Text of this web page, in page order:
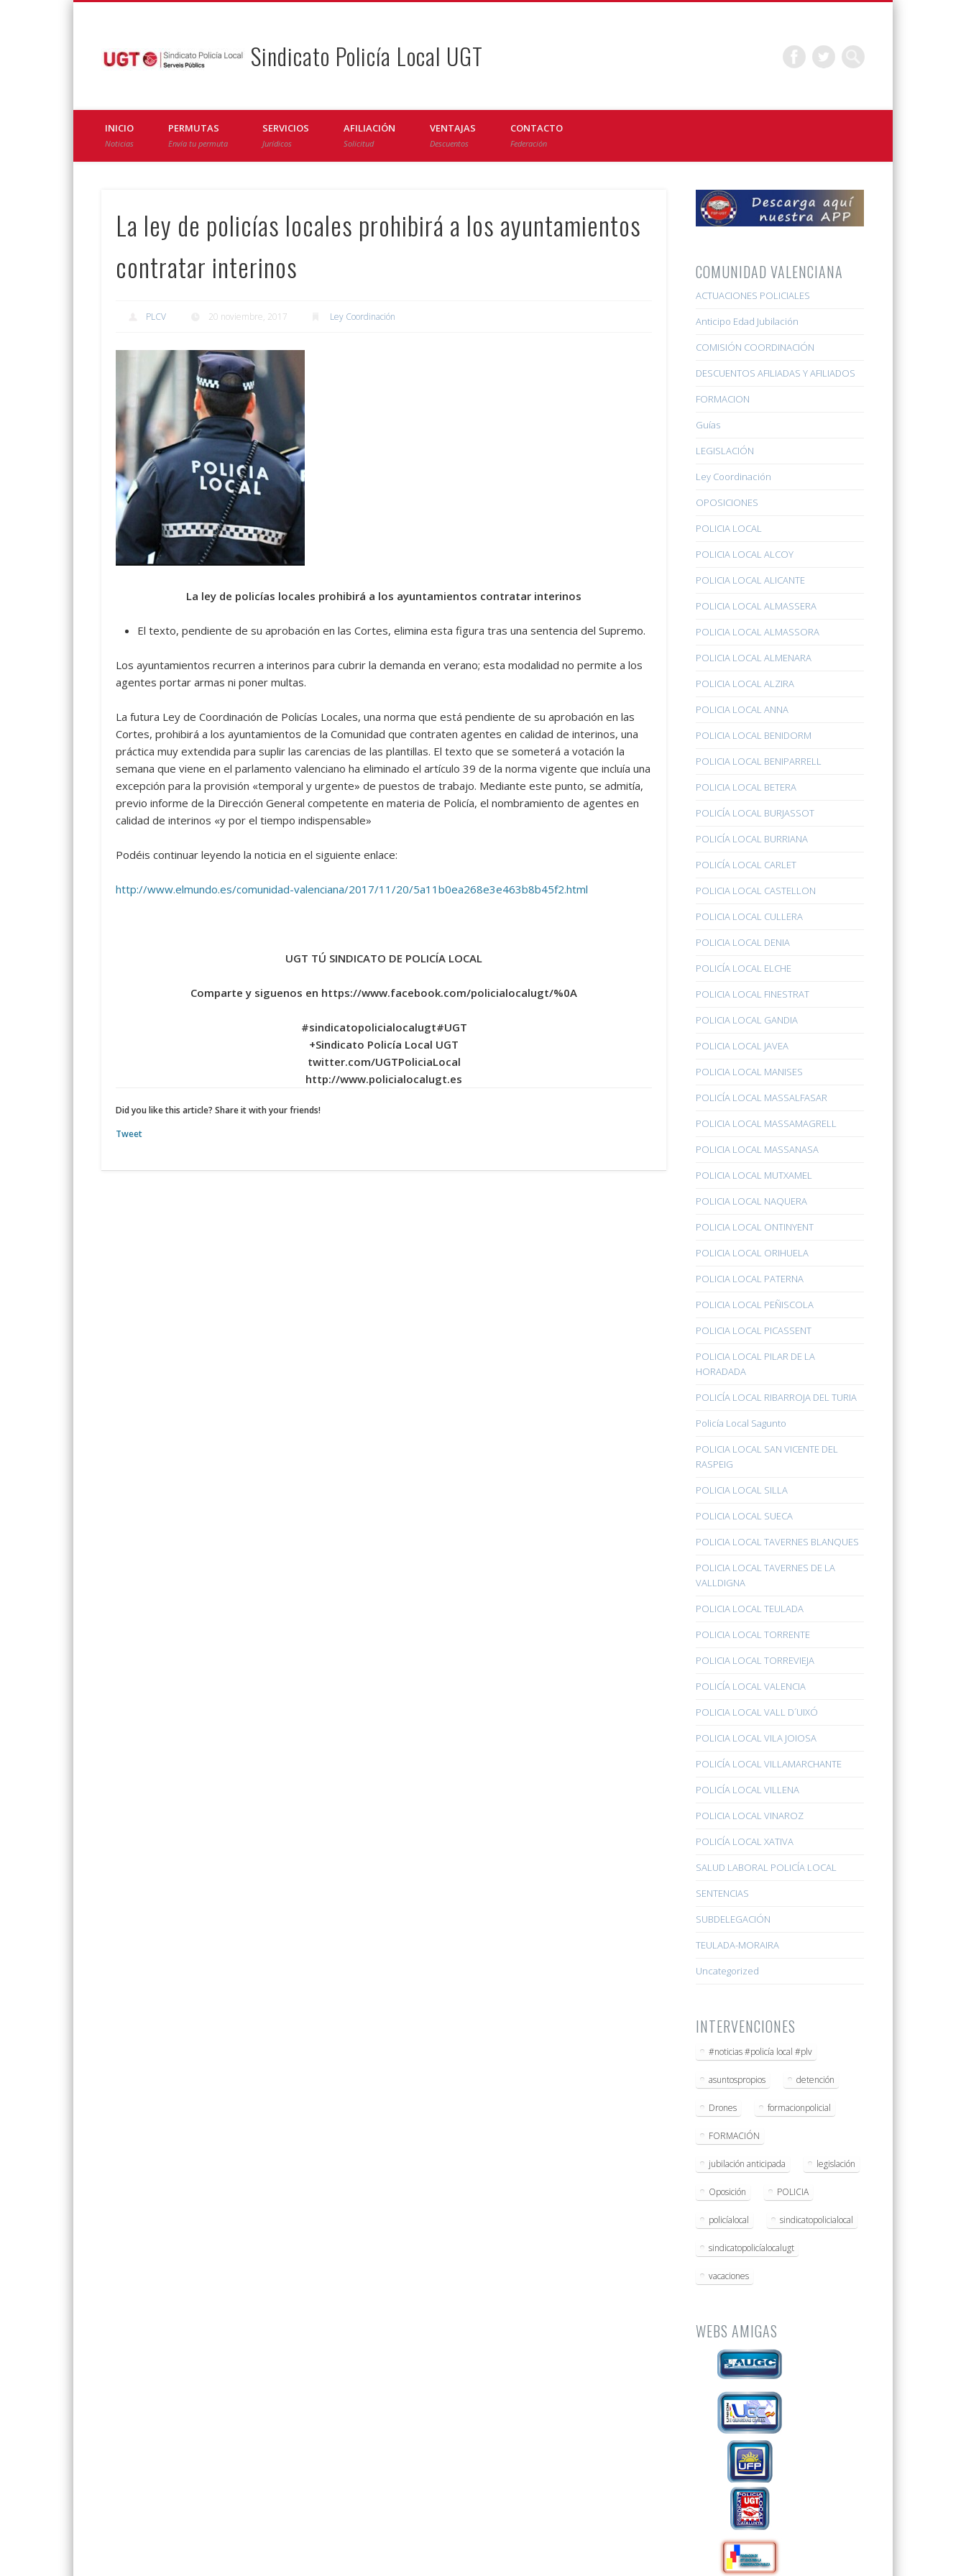
Sindicato Policía Local UGT
FacebookTwitter
INICIO
Noticias
PERMUTAS
Envía tu permuta
SERVICIOS
Jurídicos
AFILIACIÓN
Solicitud
VENTAJAS
Descuentos
CONTACTO
Federación
La ley de policías locales prohibirá a los ayuntamientos
contratar interinos
PLCV 20 noviembre, 2017 Ley Coordinación
La ley de policías locales prohibirá a los ayuntamientos contratar interinos
El texto, pendiente de su aprobación en las Cortes, elimina esta figura tras una sentencia del Supremo.
Los ayuntamientos recurren a interinos para cubrir la demanda en verano; esta modalidad no permite a los
agentes portar armas ni poner multas.
La futura Ley de Coordinación de Policías Locales, una norma que está pendiente de su aprobación en las
Cortes, prohibirá a los ayuntamientos de la Comunidad que contraten agentes en calidad de interinos, una
práctica muy extendida para suplir las carencias de las plantillas. El texto que se someterá a votación la
semana que viene en el parlamento valenciano ha eliminado el artículo 39 de la norma vigente que incluía una
excepción para la provisión «temporal y urgente» de puestos de trabajo. Mediante este punto, se admitía,
previo informe de la Dirección General competente en materia de Policía, el nombramiento de agentes en
calidad de interinos «y por el tiempo indispensable»
Podéis continuar leyendo la noticia en el siguiente enlace:
http://www.elmundo.es/comunidad-valenciana/2017/11/20/5a11b0ea268e3e463b8b45f2.html
UGT TÚ SINDICATO DE POLICÍA LOCAL
Comparte y siguenos en https://www.facebook.com/policialocalugt/%0A
#sindicatopolicialocalugt#UGT
+Sindicato Policía Local UGT
twitter.com/UGTPoliciaLocal
http://www.policialocalugt.es
Did you like this article? Share it with your friends!
Tweet
COMUNIDAD VALENCIANA
ACTUACIONES POLICIALES
Anticipo Edad Jubilación
COMISIÓN COORDINACIÓN
DESCUENTOS AFILIADAS Y AFILIADOS
FORMACION
Guías
LEGISLACIÓN
Ley Coordinación
OPOSICIONES
POLICIA LOCAL
POLICIA LOCAL ALCOY
POLICIA LOCAL ALICANTE
POLICIA LOCAL ALMASSERA
POLICIA LOCAL ALMASSORA
POLICIA LOCAL ALMENARA
POLICIA LOCAL ALZIRA
POLICIA LOCAL ANNA
POLICIA LOCAL BENIDORM
POLICIA LOCAL BENIPARRELL
POLICIA LOCAL BETERA
POLICÍA LOCAL BURJASSOT
POLICÍA LOCAL BURRIANA
POLICÍA LOCAL CARLET
POLICIA LOCAL CASTELLON
POLICIA LOCAL CULLERA
POLICIA LOCAL DENIA
POLICÍA LOCAL ELCHE
POLICIA LOCAL FINESTRAT
POLICIA LOCAL GANDIA
POLICIA LOCAL JAVEA
POLICIA LOCAL MANISES
POLICÍA LOCAL MASSALFASAR
POLICIA LOCAL MASSAMAGRELL
POLICIA LOCAL MASSANASA
POLICIA LOCAL MUTXAMEL
POLICIA LOCAL NAQUERA
POLICIA LOCAL ONTINYENT
POLICIA LOCAL ORIHUELA
POLICIA LOCAL PATERNA
POLICIA LOCAL PEÑISCOLA
POLICIA LOCAL PICASSENT
POLICIA LOCAL PILAR DE LA
HORADADA
POLICÍA LOCAL RIBARROJA DEL TURIA
Policía Local Sagunto
POLICIA LOCAL SAN VICENTE DEL
RASPEIG
POLICIA LOCAL SILLA
POLICIA LOCAL SUECA
POLICIA LOCAL TAVERNES BLANQUES
POLICIA LOCAL TAVERNES DE LA
VALLDIGNA
POLICIA LOCAL TEULADA
POLICIA LOCAL TORRENTE
POLICIA LOCAL TORREVIEJA
POLICÍA LOCAL VALENCIA
POLICIA LOCAL VALL D´UIXÓ
POLICIA LOCAL VILA JOIOSA
POLICÍA LOCAL VILLAMARCHANTE
POLICÍA LOCAL VILLENA
POLICIA LOCAL VINAROZ
POLICÍA LOCAL XATIVA
SALUD LABORAL POLICÍA LOCAL
SENTENCIAS
SUBDELEGACIÓN
TEULADA-MORAIRA
Uncategorized
INTERVENCIONES
#noticias #policía local #plv
asuntospropios detención
Drones formacionpolicial
FORMACIÓN
jubilación anticipada legislación
Oposición POLICIA
policíalocal sindicatopolicialocal
sindicatopolicíalocalugt
vacaciones
WEBS AMIGAS